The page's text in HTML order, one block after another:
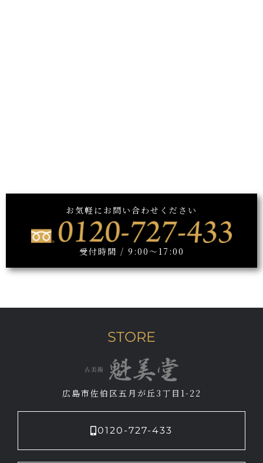
お気軽にお問い合わせください
受付時間 / 9:00～17:00
STORE
広島市佐伯区五月が丘3丁目1-22
0120-727-433